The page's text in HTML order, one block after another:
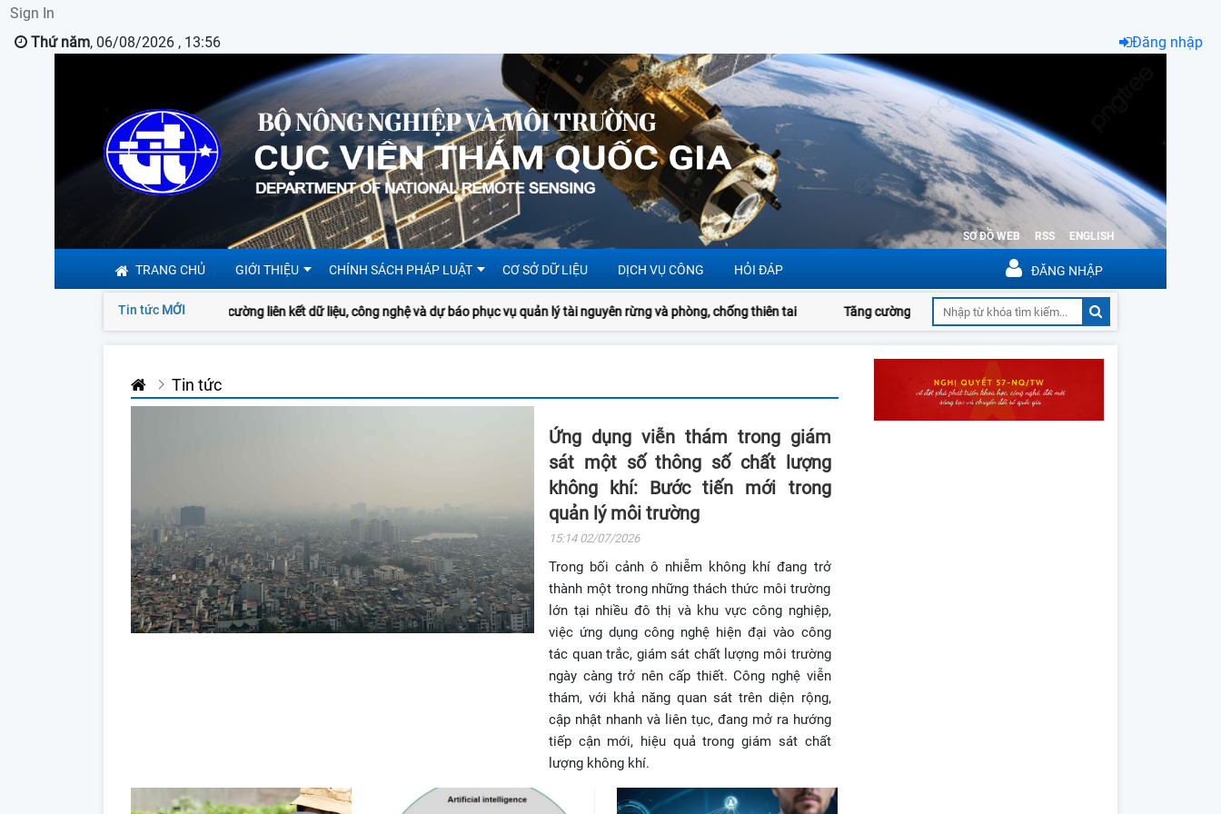
Sign In
Thứ năm, 06/08/2026 , 13:56 Đăng nhập
SƠ ĐỒ WEB RSS ENGLISH
TRANG CHỦ GIỚI THIỆU CHÍNH SÁCH PHÁP LUẬT CƠ SỞ DỮ LIỆU DỊCH VỤ CÔNG HỎI ĐÁP ĐĂNG NHẬP
Tin tức MỚI
Tăng cường liên kết dữ liệu, công nghệ và dự báo phục vụ quản lý tài nguyên rừng và phòng, chống thiên tai Tăng cường phối hợp giữa Ủy ban Khoa học, Công nghệ và Môi
Tin tức
Ứng dụng viễn thám trong giám
sát một số thông số chất lượng
không khí: Bước tiến mới trong
quản lý môi trường
15:14 02/07/2026
Trong bối cảnh ô nhiễm không khí đang trở
thành một trong những thách thức môi trường
lớn tại nhiều đô thị và khu vực công nghiệp,
việc ứng dụng công nghệ hiện đại vào công
tác quan trắc, giám sát chất lượng môi trường
ngày càng trở nên cấp thiết. Công nghệ viễn
thám, với khả năng quan sát trên diện rộng,
cập nhật nhanh và liên tục, đang mở ra hướng
tiếp cận mới, hiệu quả trong giám sát chất
lượng không khí.